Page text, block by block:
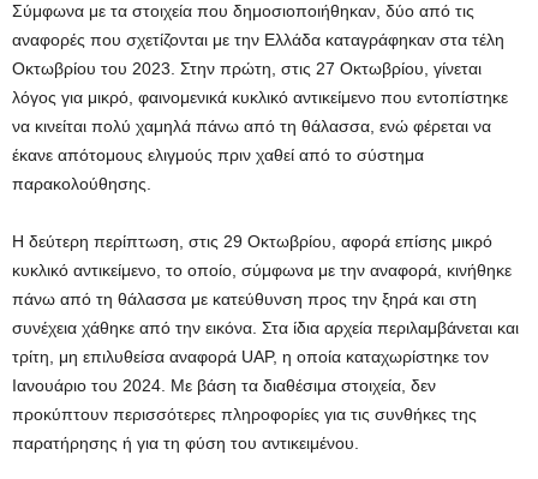
Σύμφωνα με τα στοιχεία που δημοσιοποιήθηκαν, δύο από τις
αναφορές που σχετίζονται με την Ελλάδα καταγράφηκαν στα τέλη
Οκτωβρίου του 2023. Στην πρώτη, στις 27 Οκτωβρίου, γίνεται
λόγος για μικρό, φαινομενικά κυκλικό αντικείμενο που εντοπίστηκε
να κινείται πολύ χαμηλά πάνω από τη θάλασσα, ενώ φέρεται να
έκανε απότομους ελιγμούς πριν χαθεί από το σύστημα
παρακολούθησης.
Η δεύτερη περίπτωση, στις 29 Οκτωβρίου, αφορά επίσης μικρό
κυκλικό αντικείμενο, το οποίο, σύμφωνα με την αναφορά, κινήθηκε
πάνω από τη θάλασσα με κατεύθυνση προς την ξηρά και στη
συνέχεια χάθηκε από την εικόνα. Στα ίδια αρχεία περιλαμβάνεται και
τρίτη, μη επιλυθείσα αναφορά UAP, η οποία καταχωρίστηκε τον
Ιανουάριο του 2024. Με βάση τα διαθέσιμα στοιχεία, δεν
προκύπτουν περισσότερες πληροφορίες για τις συνθήκες της
παρατήρησης ή για τη φύση του αντικειμένου.